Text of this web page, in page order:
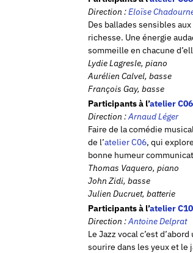
Direction :Eloïse
Des ballades sensibles
richesse. Une énergie
sommeille en chacune
Lydie Lagresle, piano
Aurélien Calvel, basse
François Gay, basse
Participants à l’atelier C06
Direction :Arnaud Léger
Faire de la comédie
de l’atelier C06, qui
bonne humeur
Thomas Vaquero, piano
John Zidi, basse
Julien Ducruet, batterie
Participants à l’atelier C10
Direction :Antoine Delprat
Le Jazz vocal c’est
sourire dans les yeux et le